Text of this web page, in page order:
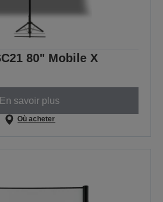
80" Mobile X
En savoir plus
Où acheter